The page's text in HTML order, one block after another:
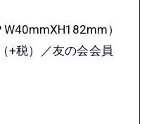
W40mmXH182mm）
+税）／友の会会員